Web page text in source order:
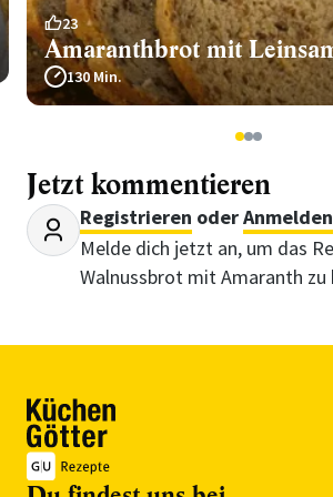
23
Amaranthbrot mit
130 Min.
123
Jetzt kommentieren
Registrieren oderAnmelden
Melde dich jetzt an, um das
Walnussbrot mit Amaranth